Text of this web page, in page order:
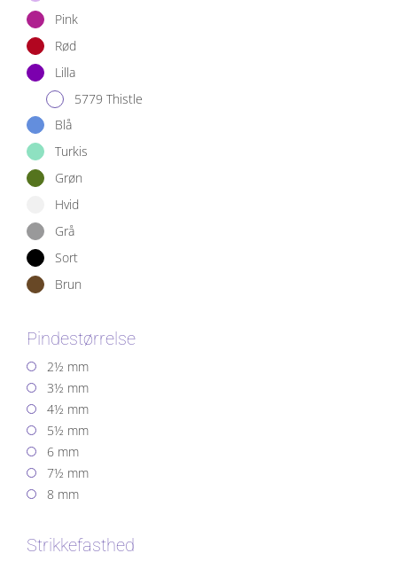
Pink
Rød
Lilla
5779 Thistle
Blå
Turkis
Grøn
Hvid
Grå
Sort
Brun
Pindestørrelse
2½ mm
3½ mm
4½ mm
5½ mm
6 mm
7½ mm
8 mm
Strikkefasthed